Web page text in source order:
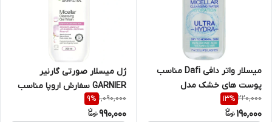
میسلار واتر دافی Dafi مناسب
پوست های خشک مدل
حجم ۲۰۰ میل
220,000
13%
190,000
ژل میسلار صورتی گارنیر
GARNIER سفارش اروپا مناسب
میل
1,090,000
9%
990,000